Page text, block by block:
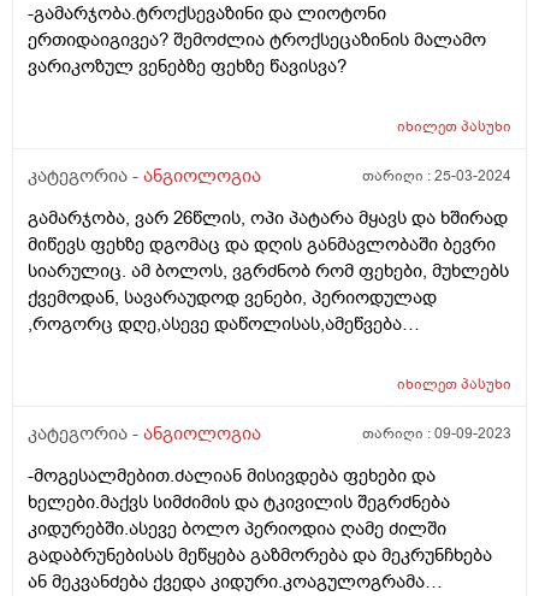
-გამარჯობა.ტროქსევაზინი და ლიოტონი
ერთიდაიგივეა? შემოძლია ტროქსეცაზინის მალამო
ვარიკოზულ ვენებზე ფეხზე წავისვა?
იხილეთპასუხი
კატეგორია - ანგიოლოგია თარიღი :25-03-2024
გამარჯობა, ვარ 26წლის, ოპი პატარა მყავს და ხშირად
მიწევს ფეხზე დგომაც და დღის განმავლობაში ბევრი
სიარულიც. ამ ბოლოს, ვგრძნობ რომ ფეხები, მუხლებს
ქვემოდან, სავარაუდოდ ვენები, პერიოდულად
,როგორც დღე,ასევე დაწოლისას,ამეწვება
დამეღვარა და დაბლა მიმართულებით წავიდა.
სიმძიმის შეგრძნება. რაიმე საშიში ხომ არაა? რა
იხილეთპასუხი
კატეგორია - ანგიოლოგია თარიღი :09-09-2023
-მოგესალმებით.ძალიან მისივდება ფეხები და
ხელები.მაქვს სიმძიმის და ტკივილის შეგრძნება
კიდურებში.ასევე ბოლო პერიოდია ღამე ძილში
გადაბრუნებისას მეწყება გაზმორება და მეკრუნჩხება
ან მეკვანძება ქვედა კიდური.კოაგულოგრამა